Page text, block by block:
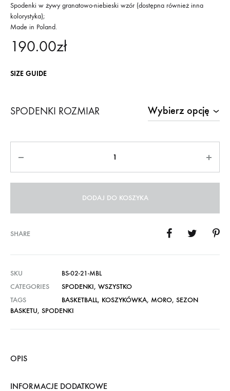
Spodenki w żywy granatowo-niebieski wzór (dostępna również inna
kolorystyka);
Made in Poland.
190.00zł
SIZE GUIDE
SPODENKI ROZMIAR
DODAJ DO KOSZYKA
SHARE
SKU
BS-02-21-MBL
CATEGORIES
SPODENKI, WSZYSTKO
TAGS
BASKETBALL, KOSZYKÓWKA, MORO, SEZON
BASKETU, SPODENKI
OPIS
INFORMACJE DODATKOWE